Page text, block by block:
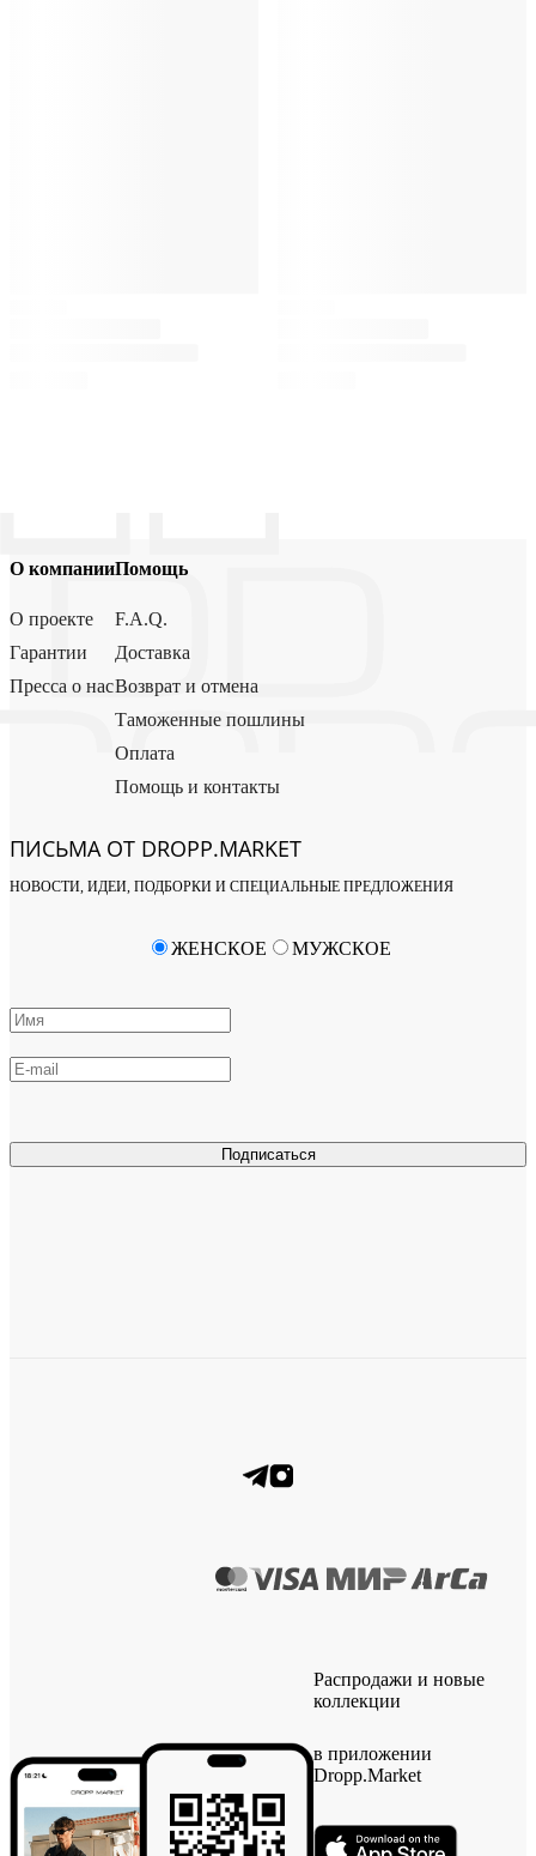
О компании
О проекте
Гарантии
Пресса о нас
Помощь
F.A.Q.
Доставка
Возврат и отмена
Таможенные пошлины
Оплата
Помощь и контакты
ПИСЬМА ОТ DROPP.MARKET
НОВОСТИ, ИДЕИ, ПОДБОРКИ И СПЕЦИАЛЬНЫЕ ПРЕДЛОЖЕНИЯ
Подписаться
ЖЕНСКОЕ МУЖСКОЕ
Распродажи и новые
коллекции
в приложении
Dropp.Market